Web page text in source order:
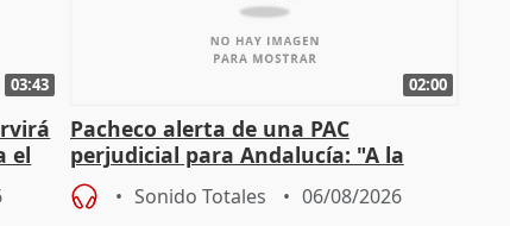
03:43
el
02:00
Pacheco alerta de una PAC
perjudicial para Andalucía: "A la
agricultura hay que protegerla"
Sonido Totales 06/08/2026